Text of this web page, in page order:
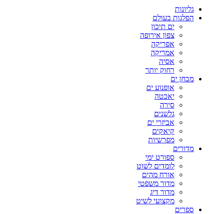
גליונות
הפלגות בעולם
ים תיכון
צפון אירופה
אפריקה
אמריקה
אסיה
רחוק יותר
מבחן ים
אופנוע ים
יאכטה
סירה
גלשנים
אביזרי ים
קיאקים
מפרשיות
מדורים
ספורט ימי
לומדים לשוט
אורח מהים
מדור משפטי
מדור דיג
מקצועי לשיט
ספרים